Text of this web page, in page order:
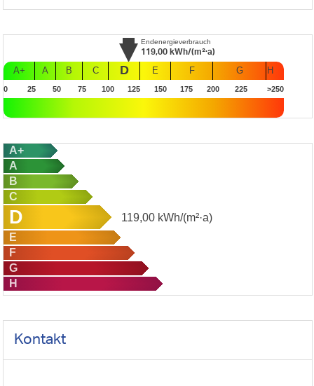
Endenergieverbrauch
119,00 kWh/(m²·a)
A+ A B C D E F G H
0 25 50 75 100 125 150 175 200 225 >250
A+
A
B
C
D 119,00 kWh/(m²·a)
E
F
G
H
Kontakt